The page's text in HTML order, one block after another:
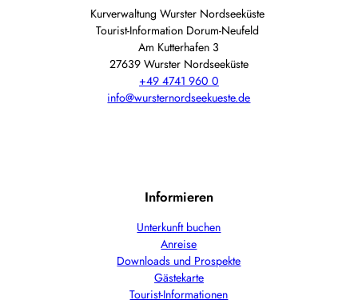
Kurverwaltung Wurster Nordseeküste
Tourist-Information Dorum-Neufeld
Am Kutterhafen 3
27639 Wurster Nordseeküste
+49 4741 960 0
info@wursternordseekueste.de
Informieren
Unterkunft buchen
Anreise
Downloads und Prospekte
Gästekarte
Tourist-Informationen